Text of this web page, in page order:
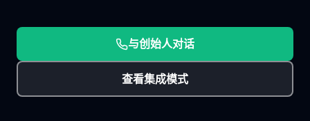
与创始人对话
查看集成模式